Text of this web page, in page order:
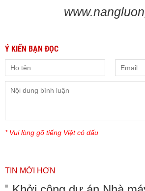
Ý KIẾN BẠN ĐỌC
* Vui lòng gõ tiếng Việt có dấu
TIN MỚI HƠN